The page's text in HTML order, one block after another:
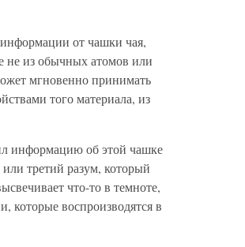
от чашки чая,
не из обычных атомов или
мгновенно принимать
того материала, из
информацию об этой чашке
третий разум, который
что-то в темноте,
которые воспроизводятся в